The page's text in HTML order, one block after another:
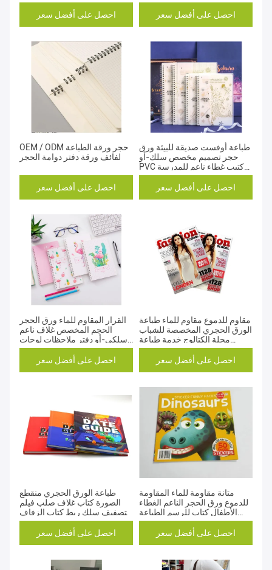
احصل على أفضل سعر احصل على أفضل سعر
OEM / ODM حجر ورقة الطباعة
لفائف ورقة دفتر دوامة الحجر
احصل على أفضل سعر
طباعة أوفست صديقة للبيئة ورق
حجر تصميم مخصص سلك-أو
PVC كتيب غطاء ناعم للمدرسة
والترويج
احصل على أفضل سعر
القرار المقاوم للماء ورق الحجر
الحجم المخصص غلاف ناعم
سلكي-أو دفتر ملاحظات لوحات
ملاحظة للترويج للأعمال التجارية
والمدرسةاحصل على أفضل سعر
مقاوم للدموع مقاوم للماء طباعة
الورق الحجري المخصصة للشباب
مجلة الكتالوج خدمة طباعة
الكتيب
احصل على أفضل سعر
طباعة الورق الحجري منقطع
الصورة كتاب غلاف صلب فيلم
التصفيف سلك ربط كتاب الزفاف
الطباعة
احصل على أفضل سعر
متانة مقاومة للماء المقاومة
للدموع ورق الحجر الناعم الغطاء
الأطفال كتاب للرسم الطباعة
الصفحة الكاملة
احصل على أفضل سعر